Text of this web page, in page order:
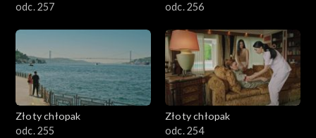
odc. 257
odc. 256
Złoty chłopak
odc. 255
Złoty chłopak
odc. 254